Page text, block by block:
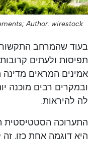
Author: wirestock;
בעוד שהמרחב
תפיסות ולעתים
אמינים המראים מדינה
ובמקרים רבים מוכנה
לה להיראות.
התערוכה הסטטיסטית
היא דוגמה אחת כזו.